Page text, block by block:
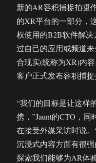
新的AR容积捕捉拍摄
的XR平台的一部分，
权使用的B2B软件解
过自己的应用或频道
合现实(统称为XR)内
客户正式发布容积捕捉
“我们的目标是让这样
携，”Jaunt的CTO，
在接受外媒采访时说
沉浸式内容方面有很
探索我们能够为AR体